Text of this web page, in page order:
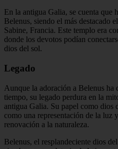
En la antigua Galia, se cuenta que
Belenus, siendo el más destacado
Sabine, Francia. Este templo era
donde los devotos podían
dios del sol.
Legado
Aunque la adoración a Belenus ha
tiempo, su legado perdura en la
antigua Galia. Su papel como dios
como una representación de la luz
renovación a la naturaleza.
Belenus, el resplandeciente dios